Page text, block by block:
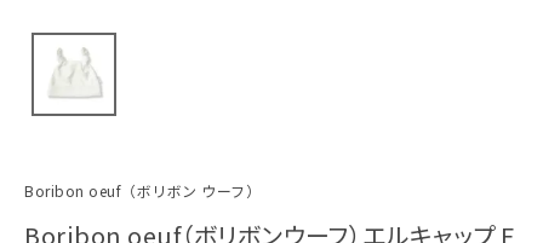
Boribon oeuf（ボリボン ウーフ）
Boribon oeuf（ボリボンウーフ）エルキャップ F